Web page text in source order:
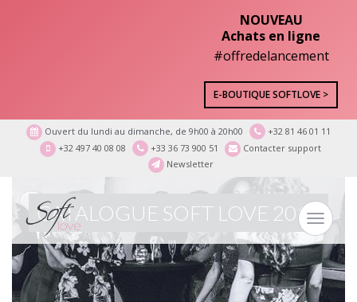
Ouvert du lundi au dimanche, de 9h00 à 20h00
+32 81 46 01 11
+32 497 40 08 08
+33 36 73 900 51
Contacter support
Newsletter
Toggle
CATALOGUE SOFT LOVE 2019
NOUVEAU
Achats en ligne
#offredelancement
E-BOUTIQUE SOFTLOVE >